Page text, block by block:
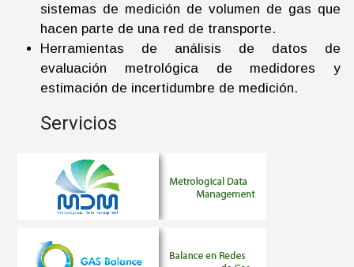
sistemas de medición de volumen de gas que
hacen parte de una red de transporte.
Herramientas de análisis de datos de
evaluación metrológica de medidores y
estimación de incertidumbre de medición.
Servicios